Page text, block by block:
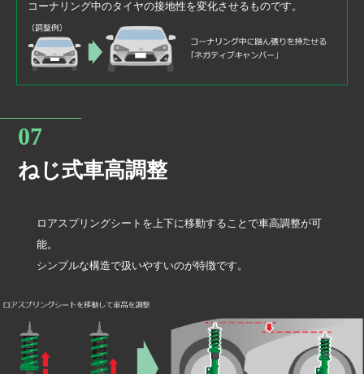
コーナリング中のタイヤの接地性を変化させるものです。
ねじ式車高調整
ロアスプリングシートを上下に移動することで車高調整が可
能。
シンプルな構造で扱いやすいのが特徴です。